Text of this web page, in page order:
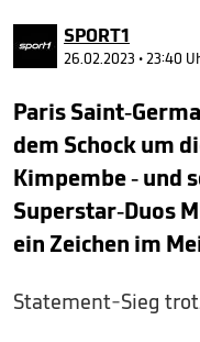
seconds
of
33
seconds
SPORT1
26.02.2023 • 23:40
Paris Saint-
dem Schock um
Kimpembe - und
Superstar-Duos
ein Zeichen im
Statement-Sieg